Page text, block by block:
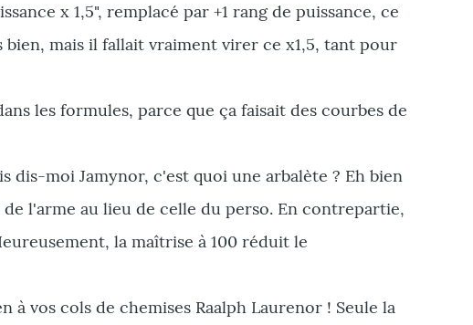
x 1,5", remplacé par +1 rang de puissance, ce
mais il fallait vraiment virer ce x1,5, tant pour
les formules, parce que ça faisait des courbes de
dis-moi Jamynor, c'est quoi une arbalète ? Eh bien
l'arme au lieu de celle du perso. En contrepartie,
la maîtrise à 100 réduit le
vos cols de chemises Raalph Laurenor ! Seule la